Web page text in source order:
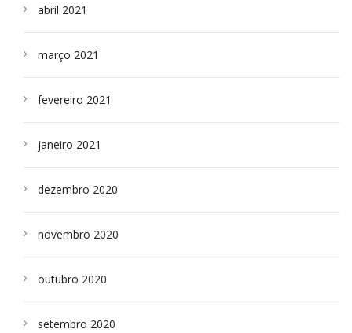
abril 2021
março 2021
fevereiro 2021
janeiro 2021
dezembro 2020
novembro 2020
outubro 2020
setembro 2020